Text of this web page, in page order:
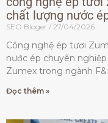
chất lượng nước
SEO Bloger 27/04/2026
Công nghệ ép tươi
nước ép chuyên
Zumex trong ngành
Đọc thêm »